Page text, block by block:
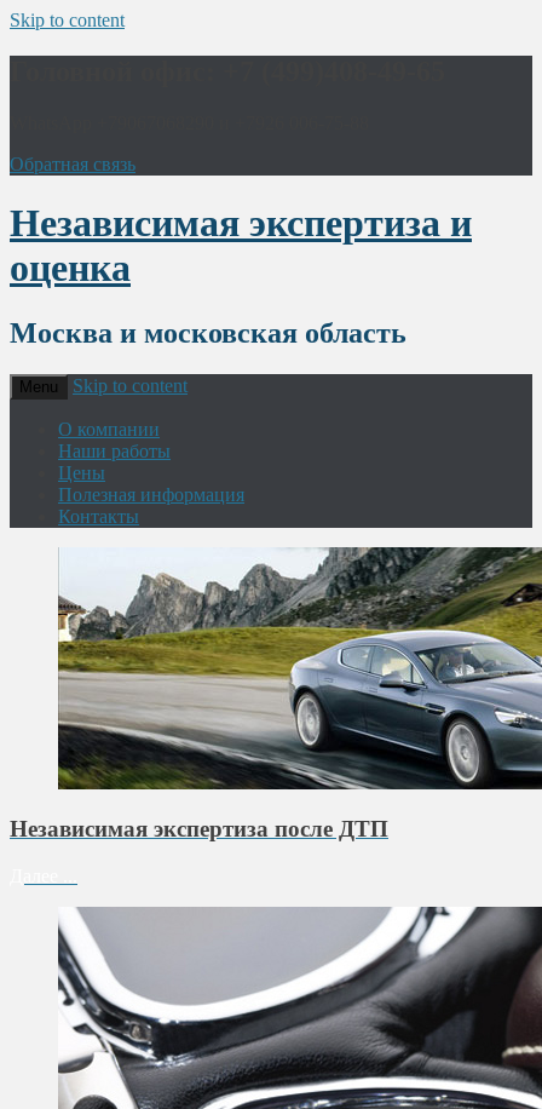
Skip to content
Обратная связь
Независимая экспертиза и
оценка
Москва и московская область
Menu Skip to content
О компании
Наши работы
Цены
Полезная информация
Контакты
Независимая экспертиза после ДТП